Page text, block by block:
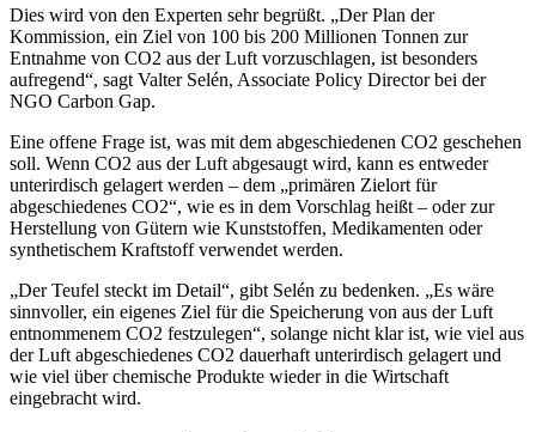
Dies wird von den Experten sehr begrüßt. „Der Plan der
Kommission, ein Ziel von 100 bis 200 Millionen Tonnen zur
Entnahme von CO2 aus der Luft vorzuschlagen, ist besonders
aufregend“, sagt Valter Selén, Associate Policy Director bei der
NGO Carbon Gap.
Eine offene Frage ist, was mit dem abgeschiedenen CO2 geschehen
soll. Wenn CO2 aus der Luft abgesaugt wird, kann es entweder
unterirdisch gelagert werden – dem „primären Zielort für
abgeschiedenes CO2“, wie es in dem Vorschlag heißt – oder zur
Herstellung von Gütern wie Kunststoffen, Medikamenten oder
synthetischem Kraftstoff verwendet werden.
„Der Teufel steckt im Detail“, gibt Selén zu bedenken. „Es wäre
sinnvoller, ein eigenes Ziel für die Speicherung von aus der Luft
entnommenem CO2 festzulegen“, solange nicht klar ist, wie viel aus
der Luft abgeschiedenes CO2 dauerhaft unterirdisch gelagert und
wie viel über chemische Produkte wieder in die Wirtschaft
eingebracht wird.